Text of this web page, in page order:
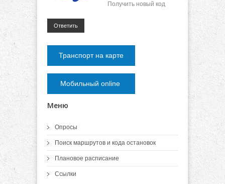
Получить новый код
Ответить
Транспорт на карте
Мобильный online
Меню
Опросы
Поиск маршрутов и кода остановок
Плановое расписание
Ссылки